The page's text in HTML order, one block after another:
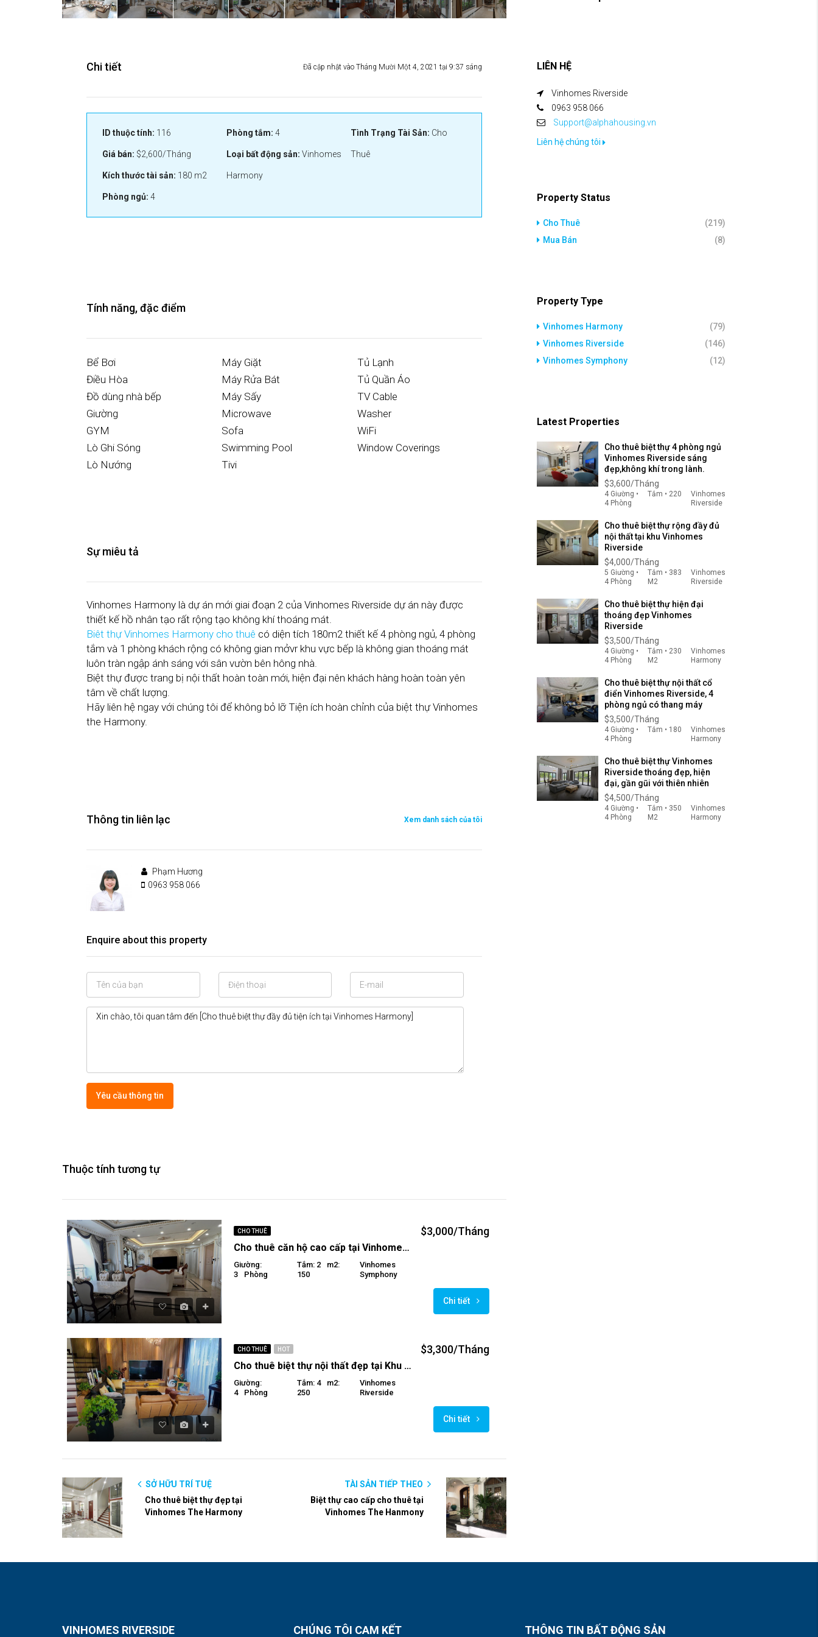
Chi tiết Đã cập nhật vào Tháng Mười Một 4, 2021 tại 9:37 sáng
ID thuộc tính: 116
Giá bán: $2,600/Tháng
Kích thước tài sản: 180 m2
Phòng ngủ: 4
Phòng tắm: 4
Loại bất động sản: Vinhomes
Harmony
Tình Trạng Tài Sản: Cho
Thuê
Tính năng, đặc điểm
Bể Bơi
Điều Hòa
Đồ dùng nhà bếp
Giường
GYM
Lò Ghi Sóng
Lò Nướng
Máy Giặt
Máy Rửa Bát
Máy Sấy
Microwave
Sofa
Swimming Pool
Tivi
Tủ Lạnh
Tủ Quần Áo
TV Cable
Washer
WiFi
Window Coverings
Sự miêu tả
Vinhomes Harmony là dự án mới giai đoạn 2 của Vinhomes Riverside dự án này được
thiết kế hồ nhân tạo rất rộng tạo không khí thoáng mát.
Biêt thự Vinhomes Harmony cho thuê có diện tích 180m2 thiết kế 4 phòng ngủ, 4 phòng
tắm và 1 phòng khách rộng có không gian mởvr khu vực bếp là không gian thoáng mát
luôn tràn ngập ánh sáng với sân vườn bên hông nhà.
Biệt thự được trang bị nội thất hoàn toàn mới, hiện đại nên khách hàng hoàn toàn yên
tâm về chất lượng.
Hãy liên hệ ngay với chúng tôi để không bỏ lỡ Tiện ích hoàn chỉnh của biệt thự Vinhomes
the Harmony.
Thông tin liên lạc Xem danh sách của tôi
Phạm Hương
0963 958 066
Enquire about this property
Yêu cầu thông tin
Thuộc tính tương tự
CHO THUÊ
Cho thuê căn hộ cao cấp tại Vinhomes Symphony
Giường:
3
Phòng
Tắm: 2
M2:
150
Vinhomes
Symphony
$3,000/Tháng
Chi tiết
CHO THUÊ HOT
Cho thuê biệt thự nội thất đẹp tại Khu Hoa Phượng Vinhomes Riverside
Giường:
4
Phòng
Tắm: 4
M2:
250
Vinhomes
Riverside
$3,300/Tháng
Chi tiết
SỞ HỮU TRÍ TUỆ
Cho thuê biệt thự đẹp tại
Vinhomes The Harmony
TÀI SẢN TIẾP THEO
Biệt thự cao cấp cho thuê tại
Vinhomes The Hanmony
LIÊN HỆ
Vinhomes Riverside
0963 958 066
Support@alphahousing.vn
Liên hệ chúng tôi
Property Status
Cho Thuê
(219)
Mua Bán
(8)
Property Type
Vinhomes Harmony
(79)
Vinhomes Riverside
(146)
Vinhomes Symphony
(12)
Latest Properties
Cho thuê biệt thự 4 phòng ngủ
Vinhomes Riverside sáng
đẹp,không khí trong lành.
$3,600/Tháng
4 Giường •
4 Phòng
Tắm • 220
Vinhomes
Riverside
Cho thuê biệt thự rộng đầy đủ
nội thất tại khu Vinhomes
Riverside
$4,000/Tháng
5 Giường •
4 Phòng
Tắm • 383
M2
Vinhomes
Riverside
Cho thuê biệt thự hiện đại
thoáng đẹp Vinhomes
Riverside
$3,500/Tháng
4 Giường •
4 Phòng
Tắm • 230
M2
Vinhomes
Harmony
Cho thuê biệt thự nội thất cổ
điển Vinhomes Riverside, 4
phòng ngủ có thang máy
$3,500/Tháng
4 Giường •
4 Phòng
Tắm • 180
Vinhomes
Harmony
Cho thuê biệt thự Vinhomes
Riverside thoáng đẹp, hiện
đại, gần gũi với thiên nhiên
$4,500/Tháng
4 Giường •
4 Phòng
Tắm • 350
M2
Vinhomes
Harmony
VINHOMES RIVERSIDE CHÚNG TÔI CAM KẾT THÔNG TIN BẤT ĐỘNG SẢN